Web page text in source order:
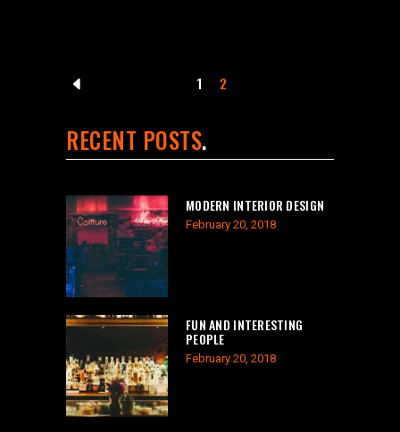
1 2
RECENT POSTS
MODERN INTERIOR DESIGN
February 20, 2018
FUN AND INTERESTING
PEOPLE
February 20, 2018